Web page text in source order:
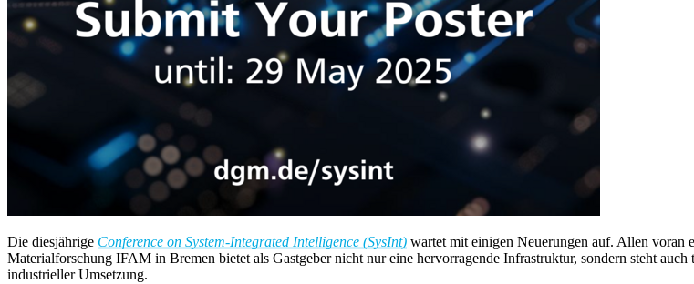
Die diesjährige Conference on System-Integrated Intelligence (SysInt) wartet mit einigen Neuerungen auf. Allen voran
Materialforschung IFAM in Bremen bietet als Gastgeber nicht nur eine hervorragende Infrastruktur, sondern steht
industrieller Umsetzung.